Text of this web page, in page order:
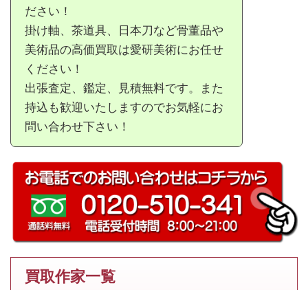
ださい！
掛け軸、茶道具、日本刀など骨董品や
美術品の高価買取は愛研美術にお任せ
ください！
出張査定、鑑定、見積無料です。また
持込も歓迎いたしますのでお気軽にお
問い合わせ下さい！
買取作家一覧